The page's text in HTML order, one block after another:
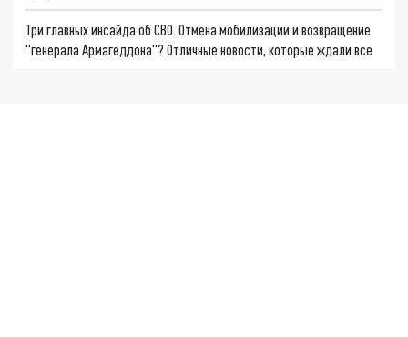
Три главных инсайда об СВО. Отмена мобилизации и возвращение
"генерала Армагеддона"? Отличные новости, которые ждали все